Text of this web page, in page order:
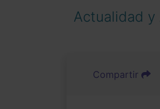
Actualidad
Compartir